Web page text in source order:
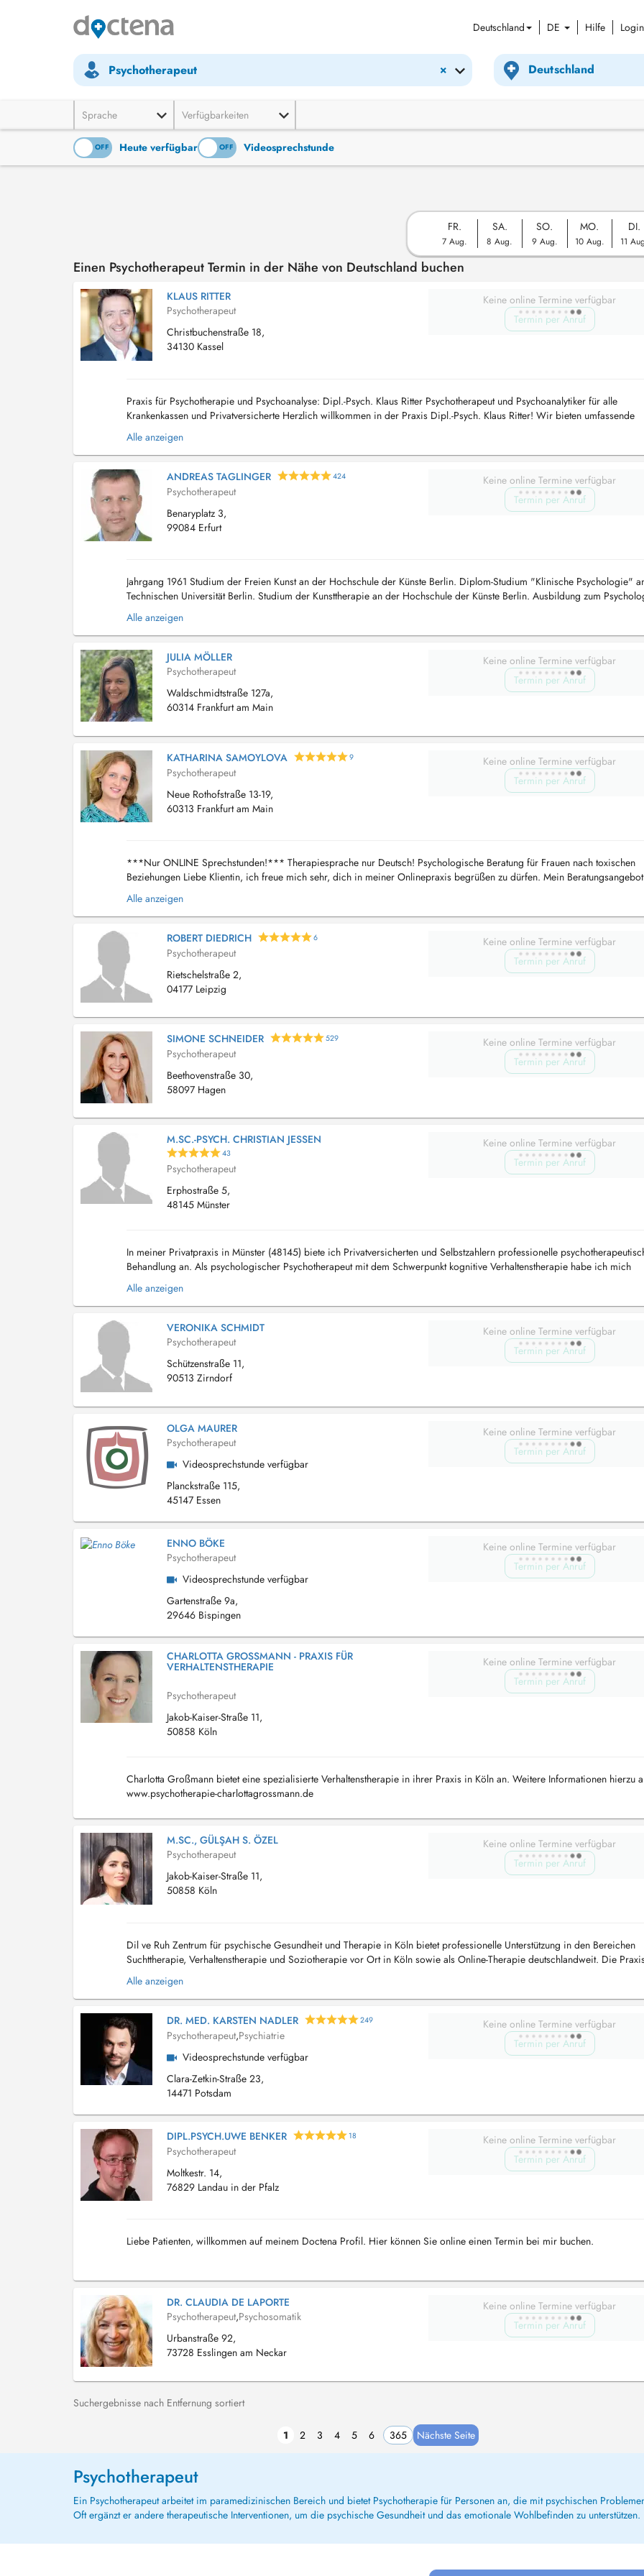
Deutschland DE Hilfe Login
×
Psychotherapeut
Sprache Verfügbarkeiten
OFF Heute verfügbar
ON OFF Videosprechstunde
FR.
7 Aug.
SA.
8 Aug.
SO.
9 Aug.
MO.
10 Aug.
DI.
11
Einen Psychotherapeut Termin in der Nähe von Deutschland buchen
KLAUS RITTER
Psychotherapeut
Christbuchenstraße 18,
34130 Kassel
Keine online Termine verfügbar
Termin per Anruf
Praxis für Psychotherapie und Psychoanalyse: Dipl.-Psych. Klaus Ritter Psychotherapeut und Psychoanalytiker für alle
Krankenkassen und Privatversicherte Herzlich willkommen in der Praxis Dipl.-Psych. Klaus Ritter! Wir bieten umfassende
psychologische Betreuung in den Bereichen Diagnostik, Bera...
Alle anzeigen
ANDREAS TAGLINGER 424
Psychotherapeut
Benaryplatz 3,
99084 Erfurt
Keine online Termine verfügbar
Termin per Anruf
Jahrgang 1961 Studium der Freien Kunst an der Hochschule der Künste Berlin. Diplom-Studium "Klinische Psychologie"
Technischen Universität Berlin. Studium der Kunsttherapie an der Hochschule der Künste Berlin. Ausbildung zum
Psychotherapeuten an der Berliner Akademie für...
Alle anzeigen
JULIA MÖLLER
Psychotherapeut
Waldschmidtstraße 127a,
60314 Frankfurt am Main
Keine online Termine verfügbar
Termin per Anruf
KATHARINA SAMOYLOVA 9
Psychotherapeut
Neue Rothofstraße 13-19,
60313 Frankfurt am Main
Keine online Termine verfügbar
Termin per Anruf
***Nur ONLINE Sprechstunden!*** Therapiesprache nur Deutsch! Psychologische Beratung für Frauen nach toxischen
Beziehungen Liebe Klientin, ich freue mich sehr, dich in meiner Onlinepraxis begrüßen zu dürfen. Mein
sich hauptsächlich an Frauen, die Opfer von narzisst...
Alle anzeigen
ROBERT DIEDRICH 6
Psychotherapeut
Rietschelstraße 2,
04177 Leipzig
Keine online Termine verfügbar
Termin per Anruf
SIMONE SCHNEIDER 529
Psychotherapeut
Beethovenstraße 30,
58097 Hagen
Keine online Termine verfügbar
Termin per Anruf
M.SC.-PSYCH. CHRISTIAN JESSEN
43
Psychotherapeut
Erphostraße 5,
48145 Münster
Keine online Termine verfügbar
Termin per Anruf
In meiner Privatpraxis in Münster (48145) biete ich Privatversicherten und Selbstzahlern professionelle
Behandlung an. Als psychologischer Psychotherapeut mit dem Schwerpunkt kognitive Verhaltenstherapie habe ich mich
insbesondere auf die fundierte und leitliniengerechte Diagnos...
Alle anzeigen
VERONIKA SCHMIDT
Psychotherapeut
Schützenstraße 11,
90513 Zirndorf
Keine online Termine verfügbar
Termin per Anruf
OLGA MAURER
Psychotherapeut
Videosprechstunde verfügbar
Planckstraße 115,
45147 Essen
Keine online Termine verfügbar
Termin per Anruf
ENNO BÖKE
Psychotherapeut
Videosprechstunde verfügbar
Gartenstraße 9a,
29646 Bispingen
Keine online Termine verfügbar
Termin per Anruf
CHARLOTTA GROSSMANN - PRAXIS FÜR V
ERHALTENSTHERAPIE
Psychotherapeut
Jakob-Kaiser-Straße 11,
50858 Köln
Keine online Termine verfügbar
Termin per Anruf
Charlotta Großmann bietet eine spezialisierte Verhaltenstherapie in ihrer Praxis in Köln an. Weitere Informationen hierzu
www.psychotherapie-charlottagrossmann.de
M.SC., GÜLŞAH S. ÖZEL
Psychotherapeut
Jakob-Kaiser-Straße 11,
50858 Köln
Keine online Termine verfügbar
Termin per Anruf
Dil ve Ruh Zentrum für psychische Gesundheit und Therapie in Köln bietet professionelle Unterstützung in den Bereichen
Suchttherapie, Verhaltenstherapie und Soziotherapie vor Ort in Köln sowie als Online-Therapie deutschlandweit. Die
Köln ist spezialisiert auf: ADHS bei Erwachsenen...
Alle anzeigen
DR. MED. KARSTEN NADLER 249
Psychotherapeut,Psychiatrie
Videosprechstunde verfügbar
Clara-Zetkin-Straße 23,
14471 Potsdam
Keine online Termine verfügbar
Termin per Anruf
DIPL.PSYCH.UWE BENKER 18
Psychotherapeut
Moltkestr. 14,
76829 Landau in der Pfalz
Keine online Termine verfügbar
Termin per Anruf
Liebe Patienten, willkommen auf meinem Doctena Profil. Hier können Sie online einen Termin bei mir buchen.
DR. CLAUDIA DE LAPORTE
Psychotherapeut,Psychosomatik
Urbanstraße 92,
73728 Esslingen am Neckar
Keine online Termine verfügbar
Termin per Anruf
Suchergebnisse nach Entfernung sortiert
1 2 3 4 5 6 365 Nächste Seite
Psychotherapeut
Ein Psychotherapeut arbeitet im paramedizinischen Bereich und bietet Psychotherapie für Personen an, die mit psychischen
Oft ergänzt er andere therapeutische Interventionen, um die psychische Gesundheit und das emotionale Wohlbefinden zu unterstützen.